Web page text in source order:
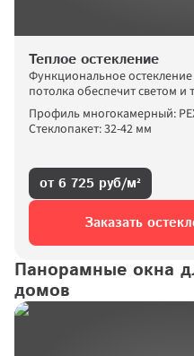
Теплое остекление
Функциональное
потолка обеспечит светом и
Профиль многокамерный:
Стеклопакет: 32-42 мм
от 6 725 руб/м²
Заказать
Панорамные окна
домов